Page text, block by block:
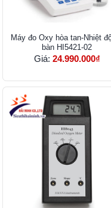
Máy đo Oxy hòa tan-Nhiệt
bàn HI5421-02
Giá: 24.990.000₫